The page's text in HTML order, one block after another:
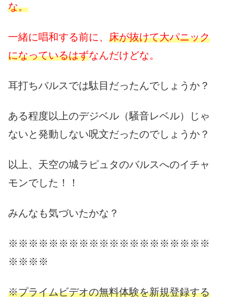
な。
一緒に唱和する前に、 床が抜けて大パニック
になっているはずなんだけどな。
耳打ちバルスでは駄目だったんでしょうか？
ある程度以上のデジベル（騒音レベル）じゃ
ないと発動しない呪文だったのでしょうか？
以上、天空の城ラピュタのバルスへのイチャ
モンでした！！
みんなも気づいたかな？
※※※※※※※※※※※※※※※※※※※※
※※※※
※プライムビデオの無料体験を新規登録する